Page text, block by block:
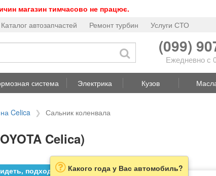
магазин тимчасово не працює.
Каталог автозапчастей Ремонт турбин Услуги СТО
(099)
Ежедневно с
система Электрика Кузов
Celica Сальник коленвала
Celica)
подходит ли товар к немуКакого года у Вас автомобиль?